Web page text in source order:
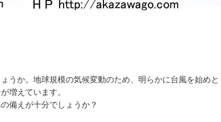
うか。地球規模の気候変動のため、明らかに台風を始めと
増えています。
備えが十分でしょうか？